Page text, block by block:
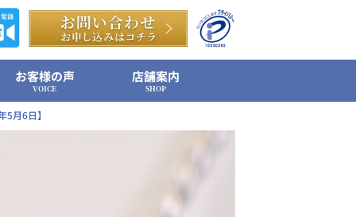
お客様の声
VOICE
店舗案内
SHOP
月6日】